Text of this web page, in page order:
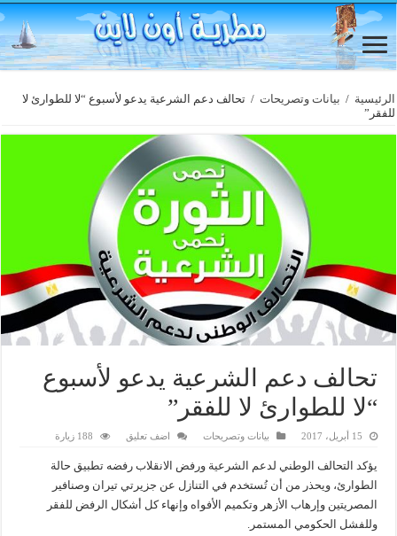
الرئيسية / بيانات وتصريحات / تحالف دعم الشرعية يدعو لأسبوع “لا للطوارئ لا
للفقر”
تحالف دعم الشرعية يدعو لأسبوع
“لا للطوارئ لا للفقر”
15 أبريل، 2017 بيانات وتصريحات اضف تعليق 188 زيارة
يؤكد التحالف الوطني لدعم الشرعية ورفض الانقلاب رفضه تطبيق حالة
الطوارئ، ويحذر من أن تُستخدم في التنازل عن جزيرتي تيران وصنافير
المصريتين وإرهاب الأزهر وتكميم الأفواه وإنهاء كل أشكال الرفض للفقر
وللفشل الحكومي المستمر.